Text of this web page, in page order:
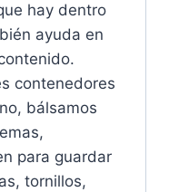
hay dentro
ayuda en
contenedores
bálsamos
para guardar
tornillos,